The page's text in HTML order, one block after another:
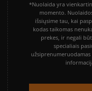
*Nuolaida yra
momento.
išsiųsime tau, kai
kodas taikomas
prekes, ir negali
specialiais